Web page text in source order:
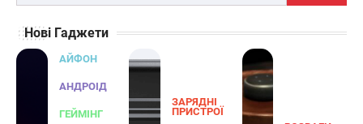
Нові Гаджети
АЙФОН
АНДРОІД
ГЕЙМІНГ
ЗАРЯДНІ
ПРИСТРОЇ
Joyroom JR-TCW02 — це універсальний
дорожній адаптер потужністю 65 Вт,
розроблений для заряджання ваших
ГЕЙМІНГ